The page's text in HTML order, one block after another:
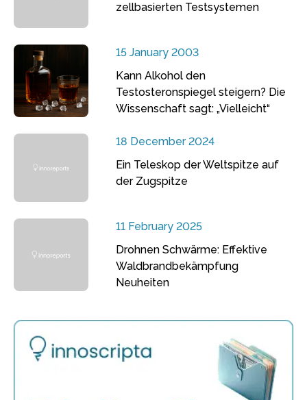
zellbasierten Testsystemen
15 January 2003
Kann Alkohol den
Testosteronspiegel steigern? Die
Wissenschaft sagt: „Vielleicht“
18 December 2024
Ein Teleskop der Weltspitze auf
der Zugspitze
11 February 2025
Drohnen Schwärme: Effektive
Waldbrandbekämpfung
Neuheiten